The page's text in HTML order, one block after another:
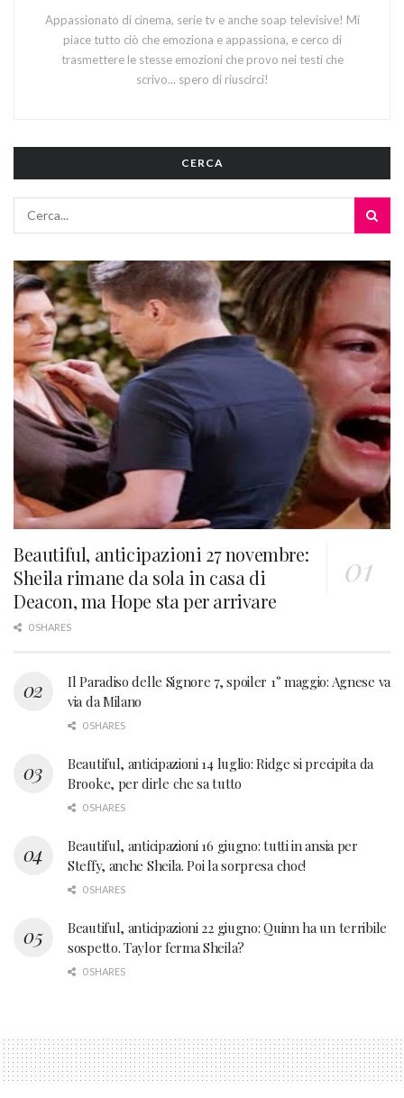
Appassionato di cinema, serie tv e anche soap televisive! Mi
piace tutto ciò che emoziona e appassiona, e cerco di
trasmettere le stesse emozioni che provo nei testi che
scrivo... spero di riuscirci!
CERCA
Beautiful, anticipazioni 27 novembre:
Sheila rimane da sola in casa di
Deacon, ma Hope sta per arrivare
0 SHARES
Il Paradiso delle Signore 7, spoiler 1° maggio: Agnese va
via da Milano
0 SHARES
Beautiful, anticipazioni 14 luglio: Ridge si precipita da
Brooke, per dirle che sa tutto
0 SHARES
Beautiful, anticipazioni 16 giugno: tutti in ansia per
Steffy, anche Sheila. Poi la sorpresa choc!
0 SHARES
Beautiful, anticipazioni 22 giugno: Quinn ha un terribile
sospetto. Taylor ferma Sheila?
0 SHARES